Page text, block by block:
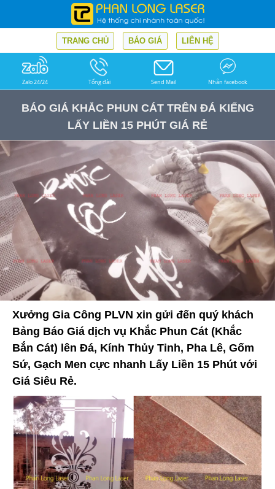
TRANG CHỦ BÁO GIÁ LIÊN HỆ
Zalo 24/24 Tổng đài Send Mail Nhắn facebook
BÁO GIÁ KHẮC PHUN CÁT TRÊN ĐÁ KIẾNG
LẤY LIỀN 15 PHÚT GIÁ RẺ
Xưởng Gia Công PLVN xin gửi đến quý khách
Bảng Báo Giá dịch vụ Khắc Phun Cát (Khắc
Bắn Cát) lên Đá, Kính Thủy Tinh, Pha Lê, Gốm
Sứ, Gạch Men cực nhanh Lấy Liền 15 Phút với
Giá Siêu Rẻ.